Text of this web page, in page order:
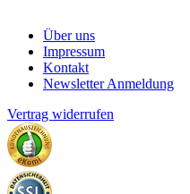
Über uns
Impressum
Kontakt
Newsletter Anmeldung
Vertrag widerrufen